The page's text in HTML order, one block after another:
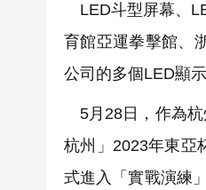
LED斗型屏幕、
育館亞運拳擊館、
公司的多個LED顯
5月28日，作為杭
杭州」2023年東亞
式進入「實戰演練